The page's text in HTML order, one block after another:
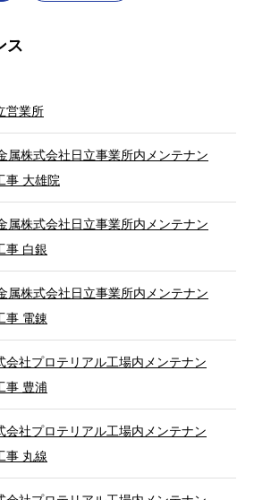
ス
営業所
属株式会社日立事業所内メンテナン
事 大雄院
属株式会社日立事業所内メンテナン
事 白銀
属株式会社日立事業所内メンテナン
事 電錬
会社プロテリアル工場内メンテナン
事 豊浦
会社プロテリアル工場内メンテナン
事 丸線